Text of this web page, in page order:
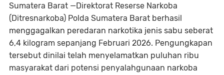
Sumatera Barat —Direktorat Reserse Narkoba
(Ditresnarkoba) Polda Sumatera Barat berhasil
menggagalkan peredaran narkotika jenis sabu seberat
6,4 kilogram sepanjang Februari 2026. Pengungkapan
tersebut dinilai telah menyelamatkan puluhan ribu
masyarakat dari potensi penyalahgunaan narkoba